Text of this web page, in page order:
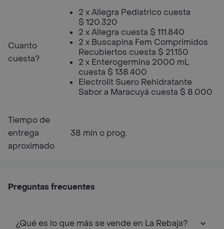
Cuanto
cuesta?
2 x Allegra Pediatrico cuesta
$ 120.320
2 x Allegra cuesta $ 111.840
2 x Buscapina Fem Comprimidos
Recubiertos cuesta $ 21.150
2 x Enterogermina 2000 mL
cuesta $ 138.400
Electrolit Suero Rehidratante
Sabor a Maracuyá cuesta $ 8.000
Tiempo de
entrega
aproximado
38 min o prog.
Preguntas frecuentes
¿Qué es lo que más se vende en La Rebaja?